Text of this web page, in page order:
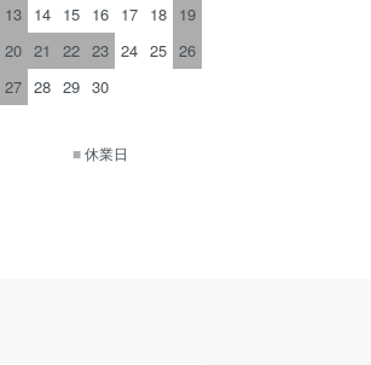
13 14 15 16 17 18 19
20 21 22 23 24 25 26
27 28 29 30
■休業日